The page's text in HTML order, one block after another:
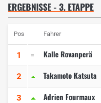
ERGEBNISSE - 3. ETAPPE
Pos Fahrer
1 Kalle Rovanperä
2 Takamoto Katsuta
3 Adrien Fourmaux